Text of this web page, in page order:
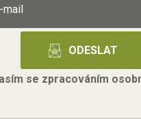
se zpracováním